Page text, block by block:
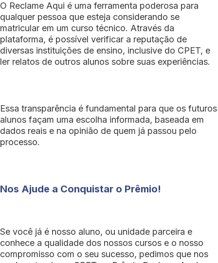
O Reclame Aqui é uma ferramenta poderosa para
qualquer pessoa que esteja considerando se
matricular em um curso técnico. Através da
plataforma, é possível verificar a reputação de
diversas instituições de ensino, inclusive do CPET, e
ler relatos de outros alunos sobre suas experiências.
Essa transparência é fundamental para que os futuros
alunos façam uma escolha informada, baseada em
dados reais e na opinião de quem já passou pelo
processo.
Nos Ajude a Conquistar o Prêmio!
Se você já é nosso aluno, ou unidade parceira e
conhece a qualidade dos nossos cursos e o nosso
compromisso com o seu sucesso, pedimos que nos